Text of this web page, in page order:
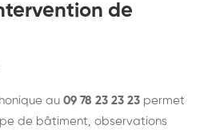
de
au 09 78 23 23 23 permet
de bâtiment, observations